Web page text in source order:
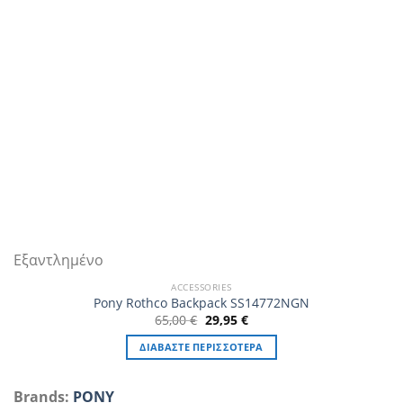
Εξαντλημένο
ACCESSORIES
Pony Rothco Backpack SS14772NGN
65,00€ Original
price
was:
65,00 €.
29,95 €Η
τρέχουσα
τιμή
είναι:
29,95 €.
ΔΙΑΒΆΣΤΕ ΠΕΡΙΣΣΌΤΕΡΑ
Brands: PONY